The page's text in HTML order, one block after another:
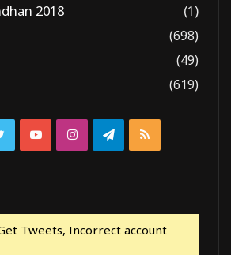
2018
(1)
(698)
(49)
(619)
TwitterYouTubeInstagramTelegram
RSS
Tweets, Incorrect account